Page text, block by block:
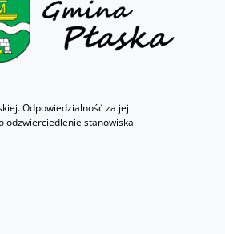
Odpowiedzialność za jej
odzwierciedlenie stanowiska